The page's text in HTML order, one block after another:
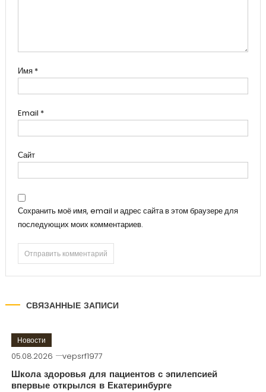
Имя *
Email *
Сайт
Сохранить моё имя, email и адрес сайта в этом браузере для
последующих моих комментариев.
СВЯЗАННЫЕ ЗАПИСИ
Новости
05.08.2026 vepsrf1977
Школа здоровья для пациентов с эпилепсией
впервые открылся в Екатеринбурге